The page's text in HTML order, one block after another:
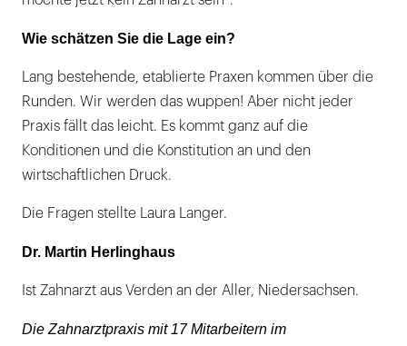
Wie schätzen Sie die Lage ein?
Lang bestehende, etablierte Praxen kommen über die
Runden. Wir werden das wuppen! Aber nicht jeder
Praxis fällt das leicht. Es kommt ganz auf die
Konditionen und die Konstitution an und den
wirtschaftlichen Druck.
Die Fragen stellte Laura Langer.
Dr. Martin Herlinghaus
Ist Zahnarzt aus Verden an der Aller, Niedersachsen.
Die Zahnarztpraxis mit 17 Mitarbeitern im